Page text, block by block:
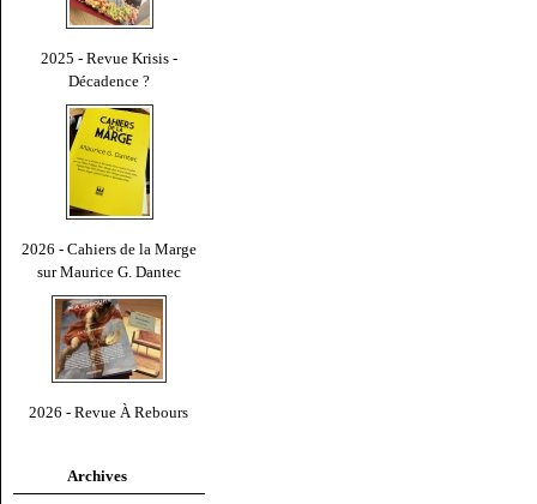
2025 - Revue Krisis -
Décadence ?
2026 - Cahiers de la Marge
sur Maurice G. Dantec
2026 - Revue À Rebours
Archives